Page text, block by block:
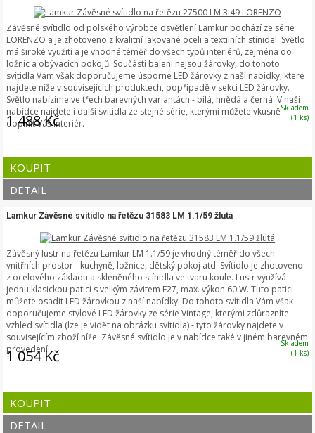
Závěsné svítidlo od polského výrobce osvětlení Lamkur pochází ze série
LORENZO a je zhotoveno z kvalitní lakované oceli a textilních stínidel. Světlo
má široké využití a je vhodné téměř do všech typů interiérů, zejména do
ložnic a obývacích pokojů. Součástí balení nejsou žárovky, do tohoto
svítidla Vám však doporučujeme úsporné LED žárovky z naší nabídky, které
najdete níže v souvisejících produktech, popřípadě v sekci LED žárovky.
Světlo nabízíme ve třech barevných variantách - bílá, hnědá a černá. V naší
nabídce najdete i další svítidla ze stejné série, kterými můžete vkusně
doplnit Váš interiér.
1 488 Kč
Skladem
(1 ks)
KOUPIT
DETAIL
Lamkur Závěsné svítidlo na řetězu 31583 LM 1.1/59 žlutá
Závěsný lustr na řetězu Lamkur LM 1.1/59 je vhodný téměř do všech
vnitřních prostor - kuchyně, ložnice, dětský pokoj atd. Svítidlo je zhotoveno
z ocelového základu a skleněného stínidla ve tvaru koule. Lustr využívá
jednu klasickou patici s velkým závitem E27, max. výkon 60 W. Tuto patici
můžete osadit LED žárovkou z naší nabídky. Do tohoto svítidla Vám však
doporučujeme stylové LED žárovky ze série Vintage, kterými zdůrazníte
vzhled svítidla (lze je vidět na obrázku svítidla) - tyto žárovky najdete v
souvisejícím zboží níže. Závěsné svítidlo je v nabídce také v jiném barevném
provedení.
1 054 Kč
Skladem
(1 ks)
KOUPIT
DETAIL